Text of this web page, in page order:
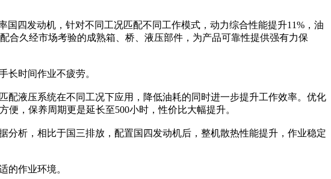
四发动机，针对不同工况匹配不同工作模式，动力综合性能提升11%，油
合久经市场考验的成熟箱、桥、液压部件，为产品可靠性提供强有力保
时间作业不疲劳。
液压系统在不同工况下应用，降低油耗的同时进一步提升工作效率。优化
，保养周期更是延长至500小时，性价比大幅提升。
析，相比于国三排放，配置国四发动机后，整机散热性能提升，作业稳定
作业环境。